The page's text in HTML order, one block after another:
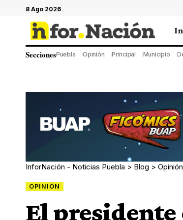
8 Ago 2026
SeccionesPuebla Opinión Principal Municipio
InforNación - Noticias Puebla > Blog > Opinión
OPINIÓN
El